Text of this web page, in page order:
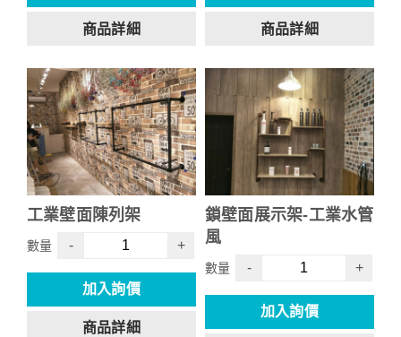
商品詳細 商品詳細
工業壁面陳列架
數量 - +
加入詢價
商品詳細
鎖壁面展示架-工業水管
風
數量 - +
加入詢價